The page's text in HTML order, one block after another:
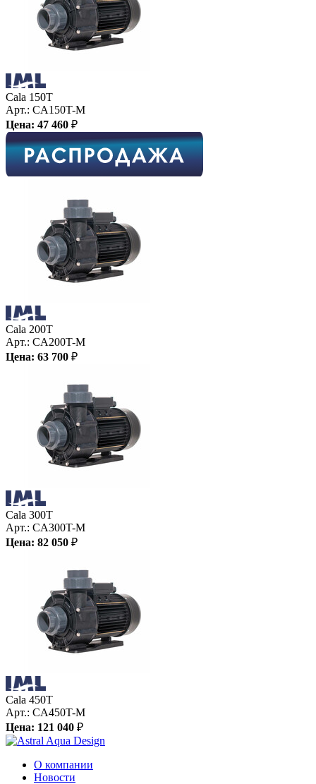
Cala 150T
Арт.: CA150T-M
Цена: 47 460 ₽
Cala 200T
Арт.: CA200T-M
Цена: 63 700 ₽
Cala 300T
Арт.: CA300T-M
Цена: 82 050 ₽
Cala 450T
Арт.: CA450T-M
Цена: 121 040 ₽
О компании
Новости